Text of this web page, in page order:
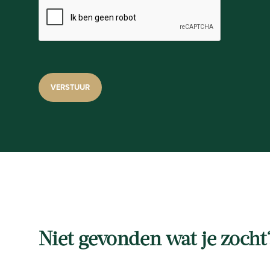
Niet gevonden wat je